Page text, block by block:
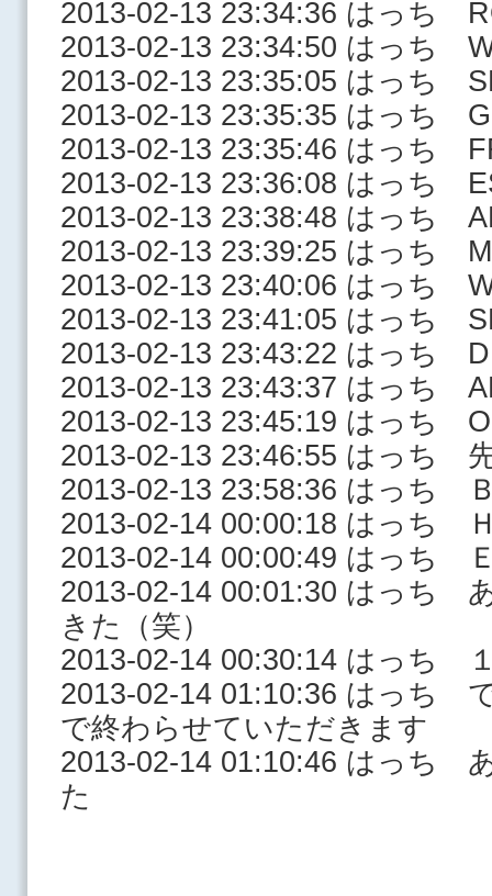
2013-02-13 23:34:36 はっち
2013-02-13 23:34:50 はっち
2013-02-13 23:35:05 はっち
2013-02-13 23:35:35 はっち
2013-02-13 23:35:46 はっち
2013-02-13 23:36:08 はっち
2013-02-13 23:38:48 はっち
2013-02-13 23:39:25 はっち
2013-02-13 23:40:06 はっち
2013-02-13 23:41:05 はっち
2013-02-13 23:43:22 はっち
2013-02-13 23:43:37 はっち
2013-02-13 23:45:19 はっち
2013-02-13 23:46:55 はっち
2013-02-13 23:58:36 はっち
2013-02-14 00:00:18 はっち
2013-02-14 00:00:49 はっち
2013-02-14 00:01:30 はっち
きた（笑）
2013-02-14 00:30:14 はっち
2013-02-14 01:10:36 はっち
で終わらせていただきます
2013-02-14 01:10:46 はっち
た